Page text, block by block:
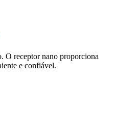
O receptor nano proporciona
e confiável.